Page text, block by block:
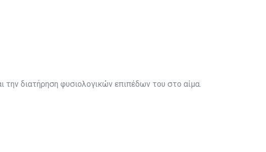
διατήρηση φυσιολογικών επιπέδων του στο αίμα.